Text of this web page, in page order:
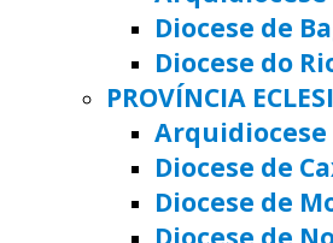
Diocese de
Diocese do
PROVÍNCIA
Diocese de
Diocese de